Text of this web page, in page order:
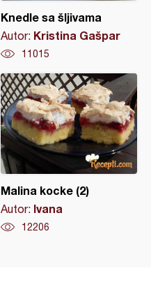
Knedle sa šljivama
Autor: Kristina Gašpar
11015
Malina kocke (2)
Autor: Ivana
12206